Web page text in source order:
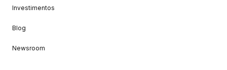
Investimentos
Blog
Newsroom